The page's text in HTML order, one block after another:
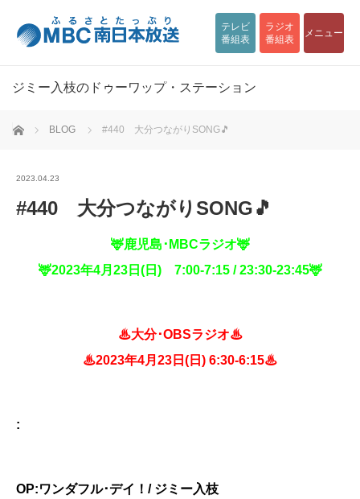
テレビ
番組表
ラジオ
番組表
メニュー
ジミー入枝のドゥーワップ・ステーション
ホーム BLOG #440 大分つながりSONG🎵
2023.04.23
#440 大分つながりSONG🎵
🦌鹿児島･ MBCラジオ🦌
🦌2023年4月23日 (日 ) 7:00-7:15 / 23:30-23:45🦌
♨大分･OBSラジオ♨
♨2023年4月23日(日) 6:30-6:15♨
:
OP:ワンダフル･デイ！ / ジミー入枝